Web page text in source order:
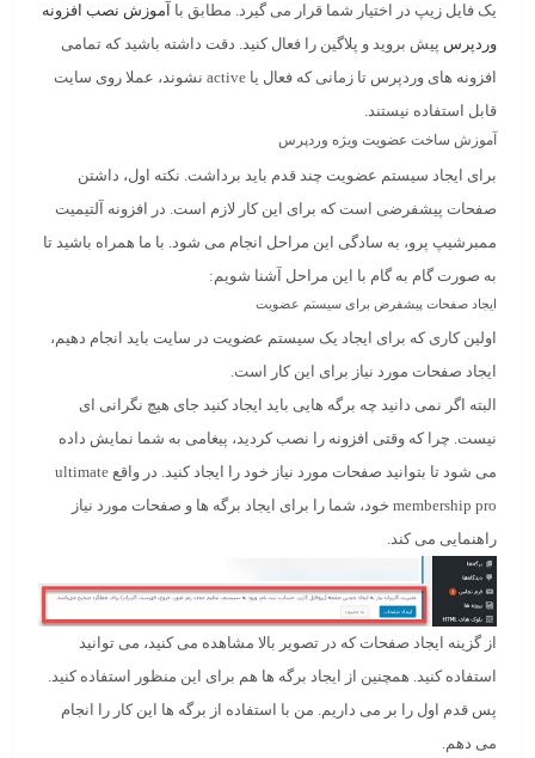
یک فایل زیپ در اختیار شما قرار می گیرد. مطابق با آموزش نصب افزونه
وردپرس پیش بروید و پلاگین را فعال کنید. دقت داشته باشید که تمامی
افزونه های وردپرس تا زمانی که فعال یا active نشوند، عملا روی سایت
قابل استفاده نیستند.
آموزش ساخت عضویت ویژه وردپرس
برای ایجاد سیستم عضویت چند قدم باید برداشت. نکته اول، داشتن
صفحات پیشفرضی است که برای این کار لازم است. در افزونه آلتیمیت
ممبرشیپ پرو، به سادگی این مراحل انجام می شود. با ما همراه باشید تا
به صورت گام به گام با این مراحل آشنا شویم:
ایجاد صفحات پیشفرض برای سیستم عضویت
اولین کاری که برای ایجاد یک سیستم عضویت در سایت باید انجام دهیم،
ایجاد صفحات مورد نیاز برای این کار است.
البته اگر نمی دانید چه برگه هایی باید ایجاد کنید جای هیچ نگرانی ای
نیست. چرا که وقتی افزونه را نصب کردید، پیغامی به شما نمایش داده
می شود تا بتوانید صفحات مورد نیاز خود را ایجاد کنید. در واقع ultimate
membership pro خود، شما را برای ایجاد برگه ها و صفحات مورد نیاز
راهنمایی می کند.
از گزینه ایجاد صفحات که در تصویر بالا مشاهده می کنید، می توانید
استفاده کنید. همچنین از ایجاد برگه ها هم برای این منظور استفاده کنید.
پس قدم اول را بر می داریم. من با استفاده از برگه ها این کار را انجام
می دهم.